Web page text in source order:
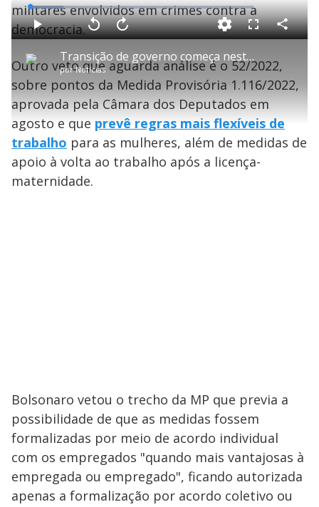
militares envolvidos em crimes contra a
democracia.
P
l
a
o
Transição de governo começa nesta quinta (3) em Brasília
porNotícias
P V
t
a
r
e
g
n
d
s
A
a
n
ç
a
r
1
0
s
e
u
n
o
s
L
o
a
d
e
5
.
%
F
s
c
e
n
C
o
i
l
Outro veto que aguarda análise é o 52/2022,
sobre pontos da Medida Provisória 1.116/2022,
aprovada pela Câmara dos Deputados em
agosto e que prevê regras mais flexíveis de
trabalho para as mulheres, além de medidas de
apoio à volta ao trabalho após a licença-
maternidade.
Bolsonaro vetou o trecho da MP que previa a
possibilidade de que as medidas fossem
formalizadas por meio de acordo individual
com os empregados "quando mais vantajosas à
empregada ou empregado", ficando autorizada
apenas a formalização por acordo coletivo ou